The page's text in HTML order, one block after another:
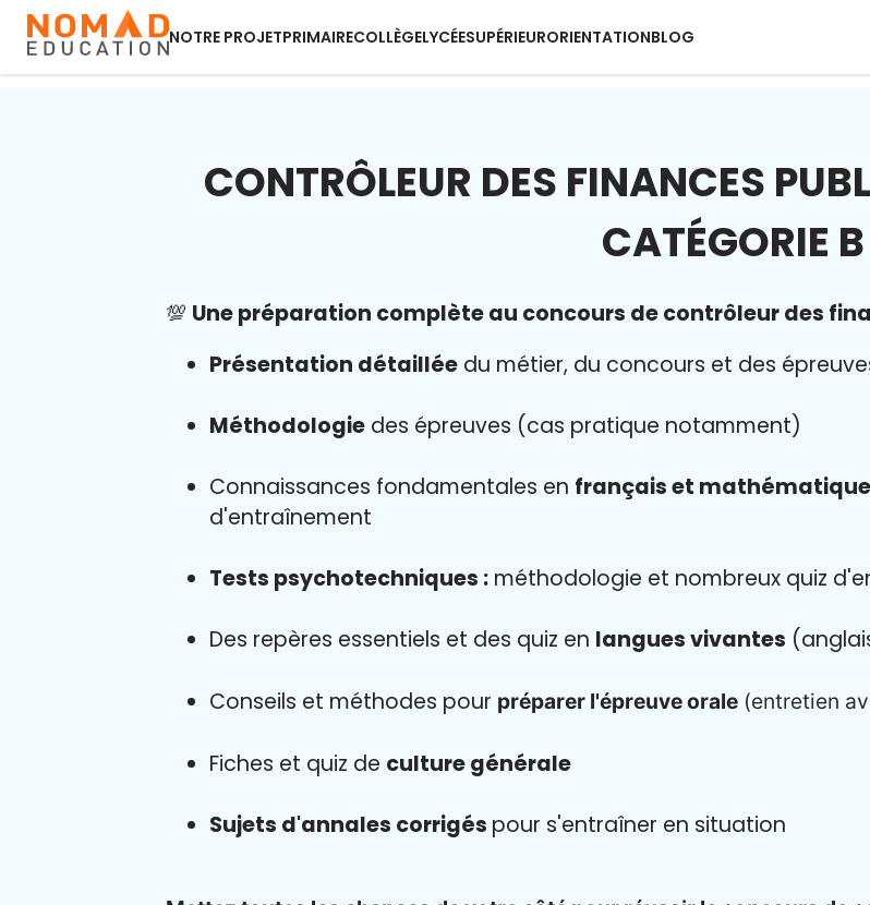
NOTRE PROJETPRIMAIRECOLLÈGELYCÉESUPÉRIEURORIENTATIONBLOG
CONTRÔLEUR DES FINANCES
CATÉGORIE B
💯 Une préparation complète au concours de contrôleur des
Présentation détaillée du métier, du concours et des
Méthodologie des épreuves (cas pratique notamment)
Connaissances fondamentales en français et
d'entraînement
Tests psychotechniques : méthodologie et nombreux quiz
Des repères essentiels et des quiz en langues vivantes
Conseils et méthodes pour préparer l'épreuve orale (entretien
Fiches et quiz de culture générale
Sujets d'annales corrigés pour s'entraîner en situation